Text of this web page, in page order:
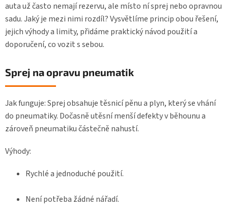
auta už často nemají rezervu, ale místo ní sprej nebo opravnou
sadu. Jaký je mezi nimi rozdíl? Vysvětlíme princip obou řešení,
jejich výhody a limity, přidáme praktický návod použití a
doporučení, co vozit s sebou.
Sprej na opravu pneumatik
Jak funguje: Sprej obsahuje těsnicí pěnu a plyn, který se vhání
do pneumatiky. Dočasně utěsní menší defekty v běhounu a
zároveň pneumatiku částečně nahustí.
Výhody:
Rychlé a jednoduché použití.
Není potřeba žádné nářadí.